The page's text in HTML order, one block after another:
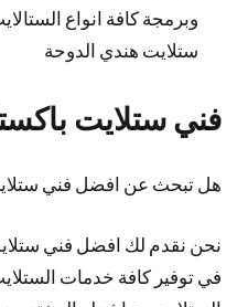
وبرمجة كافة انواع
ستلايت هندي الدوحة
فني ستلايت
هل تبحث عن افضل فني
نحن نقدم لك افضل فني
في توفير كافة خدمات